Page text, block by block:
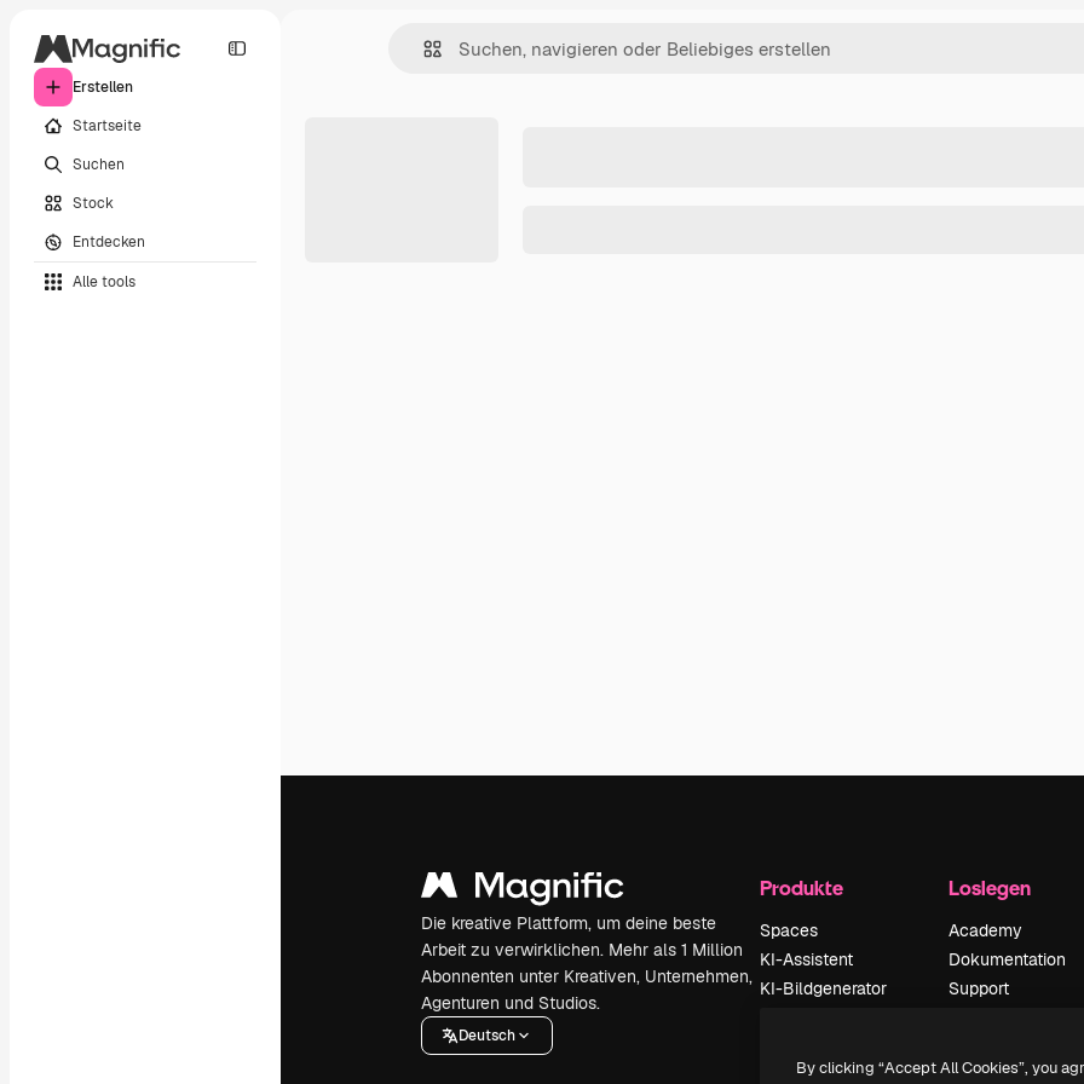
Erstellen
Startseite
Suchen
Stock
Entdecken
Alle tools
Die kreative Plattform, um deine beste
Arbeit zu verwirklichen. Mehr als 1 Million
Abonnenten unter Kreativen, Unternehmen,
Agenturen und Studios.
Deutsch
Produkte
Spaces
KI-Assistent
KI-Bildgenerator
Stimmengenerator
Loslegen
Academy
Dokumentation
Support
Originale Neu
By clicking “Accept All Cookies”, you